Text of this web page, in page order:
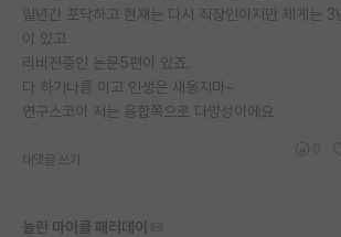
일년간 포닥하고 현재는 다시 직장인이지만 제게는
이 있고
리비젼중인 논문5편이 있죠.
다 하기나름 이고 인생은 새옹지마~
연구스코이 저는 융합쪽으로 다양성이에요
대댓글 쓰기
놀란 마이클 패러데이